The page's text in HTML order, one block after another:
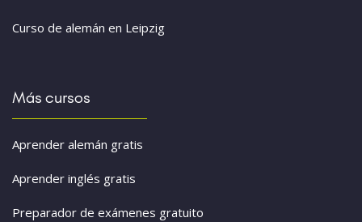
Curso de alemán en Leipzig
Más cursos
Aprender alemán gratis
Aprender inglés gratis
Preparador de exámenes gratuito